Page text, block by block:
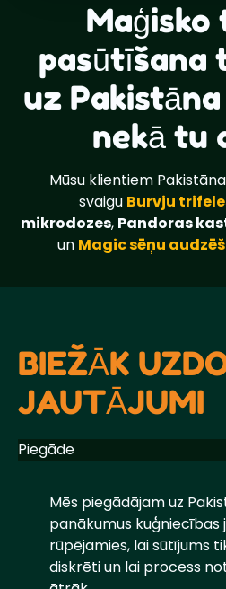
pasūtīšana
uz
nekā tu
Mūsu klientiem
svaigu Burvju
mikrodozes, Pandoras
un Magic sēņu
BIEŽĀK
JAUTĀJUMI
Piegāde
Mēs piegādājam uz
panākumus kuģniecības
rūpējamies, lai sūtījums
diskrēti un lai process